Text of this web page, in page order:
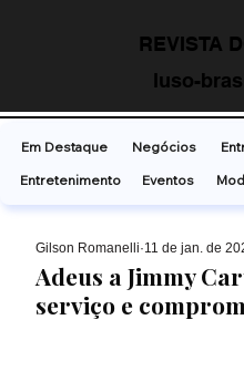
REVISTA
luso-
Adeus a Jimmy
serviço e
Gilson Romanelli 11 de jan. de
Em Destaque Negócios
Entretenimento
Eventos